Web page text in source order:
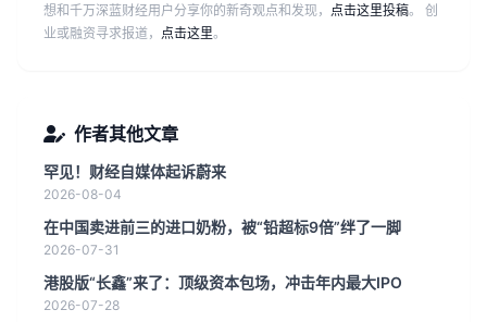
想和千万深蓝财经用户分享你的新奇观点和发现， 点击这里投稿。 创
业或融资寻求报道， 点击这里。
作者其他文章
罕见！财经自媒体起诉蔚来
2026-08-04
在中国卖进前三的进口奶粉，被“铅超标9倍”绊了一脚
2026-07-31
港股版“长鑫”来了：顶级资本包场，冲击年内最大IPO
2026-07-28